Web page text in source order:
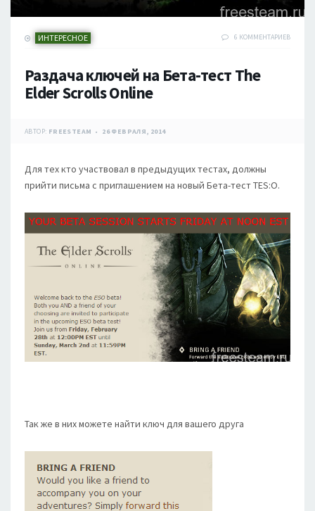
ИНТЕРЕСНОЕ 6 КОММЕНТАРИЕВ
Раздача ключей на Бета-тест The
Elder Scrolls Online
АВТОР: FREESTEAM 26 ФЕВРАЛЯ, 2014
Для тех кто участвовал в предыдущих тестах, должны
прийти письма с приглашением на новый Бета-тест TES:O.
Так же в них можете найти ключ для вашего друга